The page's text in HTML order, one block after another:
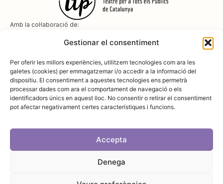
Gestionar el consentiment
Per oferir les millors experiències, utilitzem tecnologies com ara les
galetes (cookies) per emmagatzemar i/o accedir a la informació del
dispositiu. El consentiment a aquestes tecnologies ens permetrà
processar dades com ara el comportament de navegació o els
identificadors únics en aquest lloc. No consentir o retirar el consentiment
pot afectar negativament certes característiques i funcions.
Accepta
Denega
Amb la col·laboració de:
Amb el suport de